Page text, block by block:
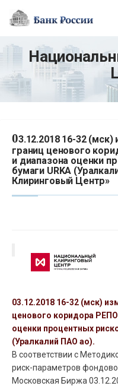
03.12.2018 16-32
границ ценового
и диапазона оценки
бумаги URKA
Клиринговый Центр»
03.12.2018 16-32 (мск)
ценового коридора
оценки процентных
(Уралкалий ПАО ао).
В соответствии с
риск-параметров
Московская Биржа